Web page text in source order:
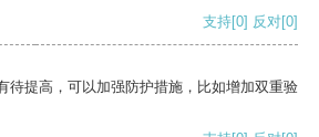
支持[0] 反对[0]
待提高，可以加强防护措施，比如增加双重验